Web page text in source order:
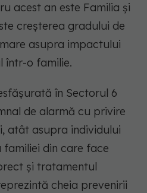
acest an este Familia și
creșterea gradului de
asupra impactului
într-o familie.
în Sectorul 6
de alarmă cu privire
atât asupra individului
din care face
și tratamentul
cheia prevenirii